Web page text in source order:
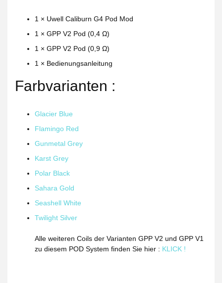
1 × Uwell Caliburn G4 Pod Mod
1 × GPP V2 Pod (0,4 Ω)
1 × GPP V2 Pod (0,9 Ω)
1 × Bedienungsanleitung
Farbvarianten :
Glacier Blue
Flamingo Red
Gunmetal Grey
Karst Grey
Polar Black
Sahara Gold
Seashell White
Twilight Silver
Alle weiteren Coils der Varianten GPP V2 und GPP V1
zu diesem POD System finden Sie hier : KLICK !